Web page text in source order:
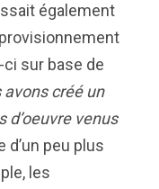
également
sur base de
avons créé un
d’oeuvre venus
d’un peu plus
les